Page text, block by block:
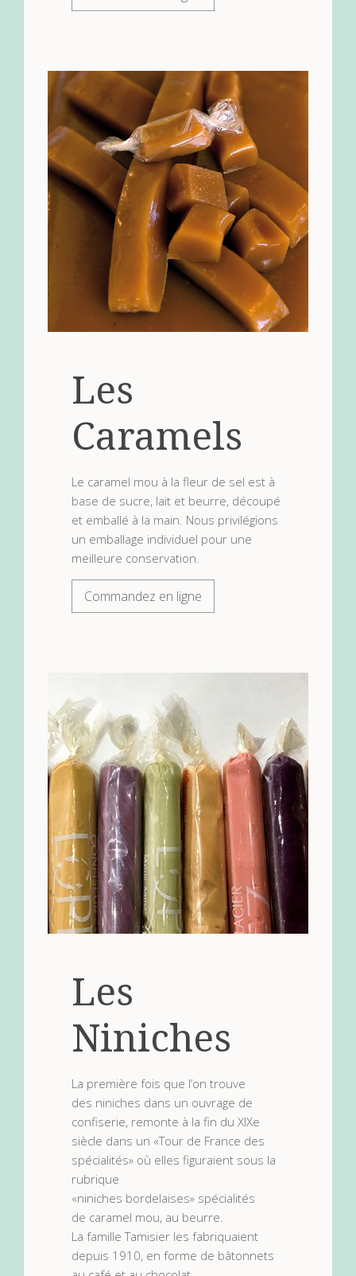
Les
Caramels
Le caramel mou à la fleur de sel est à
base de sucre, lait et beurre, découpé
et emballé à la main. Nous privilégions
un emballage individuel pour une
meilleure conservation.
Commandez en ligne
Les
Niniches
La première fois que l’on trouve
des niniches dans un ouvrage de
confiserie, remonte à la fin du XIXe
siècle dans un «Tour de France des
spécialités» où elles figuraient sous la
rubrique
«niniches bordelaises» spécialités
de caramel mou, au beurre.
La famille Tamisier les fabriquaient
depuis 1910, en forme de bâtonnets